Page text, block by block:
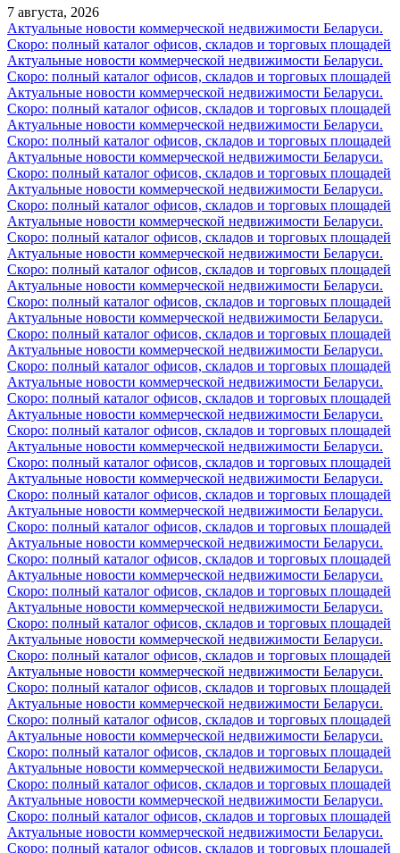
7 августа, 2026
Актуальные новости коммерческой недвижимости Беларуси.
Скоро: полный каталог офисов, складов и торговых площадей
Актуальные новости коммерческой недвижимости Беларуси.
Скоро: полный каталог офисов, складов и торговых площадей
Актуальные новости коммерческой недвижимости Беларуси.
Скоро: полный каталог офисов, складов и торговых площадей
Актуальные новости коммерческой недвижимости Беларуси.
Скоро: полный каталог офисов, складов и торговых площадей
Актуальные новости коммерческой недвижимости Беларуси.
Скоро: полный каталог офисов, складов и торговых площадей
Актуальные новости коммерческой недвижимости Беларуси.
Скоро: полный каталог офисов, складов и торговых площадей
Актуальные новости коммерческой недвижимости Беларуси.
Скоро: полный каталог офисов, складов и торговых площадей
Актуальные новости коммерческой недвижимости Беларуси.
Скоро: полный каталог офисов, складов и торговых площадей
Актуальные новости коммерческой недвижимости Беларуси.
Скоро: полный каталог офисов, складов и торговых площадей
Актуальные новости коммерческой недвижимости Беларуси.
Скоро: полный каталог офисов, складов и торговых площадей
Актуальные новости коммерческой недвижимости Беларуси.
Скоро: полный каталог офисов, складов и торговых площадей
Актуальные новости коммерческой недвижимости Беларуси.
Скоро: полный каталог офисов, складов и торговых площадей
Актуальные новости коммерческой недвижимости Беларуси.
Скоро: полный каталог офисов, складов и торговых площадей
Актуальные новости коммерческой недвижимости Беларуси.
Скоро: полный каталог офисов, складов и торговых площадей
Актуальные новости коммерческой недвижимости Беларуси.
Скоро: полный каталог офисов, складов и торговых площадей
Актуальные новости коммерческой недвижимости Беларуси.
Скоро: полный каталог офисов, складов и торговых площадей
Актуальные новости коммерческой недвижимости Беларуси.
Скоро: полный каталог офисов, складов и торговых площадей
Актуальные новости коммерческой недвижимости Беларуси.
Скоро: полный каталог офисов, складов и торговых площадей
Актуальные новости коммерческой недвижимости Беларуси.
Скоро: полный каталог офисов, складов и торговых площадей
Актуальные новости коммерческой недвижимости Беларуси.
Скоро: полный каталог офисов, складов и торговых площадей
Актуальные новости коммерческой недвижимости Беларуси.
Скоро: полный каталог офисов, складов и торговых площадей
Актуальные новости коммерческой недвижимости Беларуси.
Скоро: полный каталог офисов, складов и торговых площадей
Актуальные новости коммерческой недвижимости Беларуси.
Скоро: полный каталог офисов, складов и торговых площадей
Актуальные новости коммерческой недвижимости Беларуси.
Скоро: полный каталог офисов, складов и торговых площадей
Актуальные новости коммерческой недвижимости Беларуси.
Скоро: полный каталог офисов, складов и торговых площадей
Актуальные новости коммерческой недвижимости Беларуси.
Скоро: полный каталог офисов, складов и торговых площадей